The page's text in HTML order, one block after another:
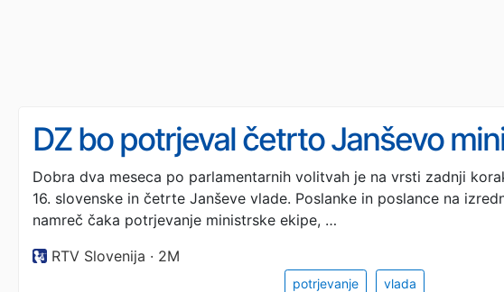
DZ bo potrjeval četrto Janševo
Dobra dva meseca po parlamentarnih volitvah je na vrsti zadnji
16. slovenske in četrte Janševe vlade. Poslanke in poslance na
namreč čaka potrjevanje ministrske ekipe, …
RTV Slovenija · 2M
potrjevanje vlada